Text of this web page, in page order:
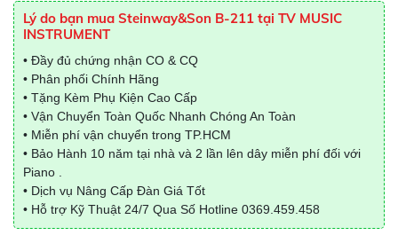
Lý do bạn mua Steinway&Son B-211 tại TV MUSIC
INSTRUMENT
• Đầy đủ chứng nhận CO & CQ
• Phân phối Chính Hãng
• Tặng Kèm Phụ Kiện Cao Cấp
• Vận Chuyển Toàn Quốc Nhanh Chóng An Toàn
• Miễn phí vận chuyển trong TP.HCM
• Bảo Hành 10 năm tại nhà và 2 lần lên dây miễn phí đối với
Piano .
• Dịch vụ Nâng Cấp Đàn Giá Tốt
• Hỗ trợ Kỹ Thuật 24/7 Qua Số Hotline 0369.459.458